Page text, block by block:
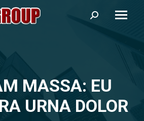
Search:
MASSA: EU
URNA DOLOR
You are here: